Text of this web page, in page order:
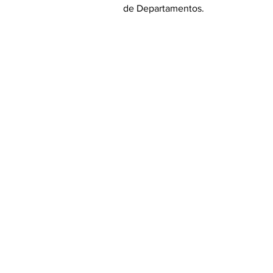
de Departamentos.